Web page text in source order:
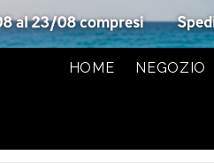
HOME NEGOZIO